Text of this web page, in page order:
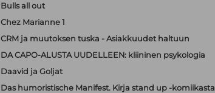
Bulls all out
Chez Marianne 1
CRM ja muutoksen tuska - Asiakkuudet haltuun
DA CAPO-ALUSTA UUDELLEEN: kliininen psykologia
Daavid ja Goljat
Das humoristische Manifest. Kirja stand up -komiikasta